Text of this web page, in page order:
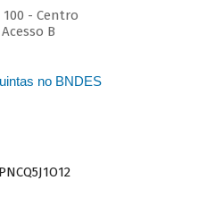
- Centro
B
no BNDES